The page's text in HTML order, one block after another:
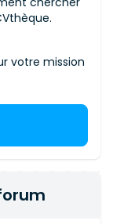
et la
en place et
et assurer le
bon
votre mission